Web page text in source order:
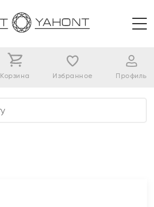
Корзина Избранное Профиль